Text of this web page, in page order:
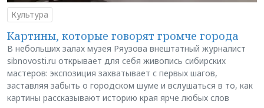
Культура
Картины, которые говорят громче города
В небольших залах музея Ряузова внештатный журналист
sibnovosti.ru открывает для себя живопись сибирских
мастеров: экспозиция захватывает с первых шагов,
заставляя забыть о городском шуме и вслушаться в то, как
картины рассказывают историю края ярче любых слов